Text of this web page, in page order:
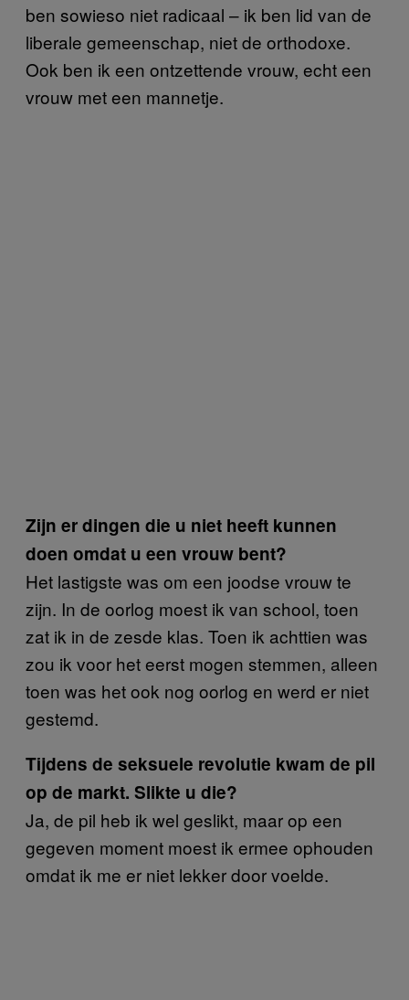
ben sowieso niet radicaal – ik ben lid van de
liberale gemeenschap, niet de orthodoxe.
Ook ben ik een ontzettende vrouw, echt een
vrouw met een mannetje.
Zijn er dingen die u niet heeft kunnen
doen omdat u een vrouw bent?
Het lastigste was om een joodse vrouw te
zijn. In de oorlog moest ik van school, toen
zat ik in de zesde klas. Toen ik achttien was
zou ik voor het eerst mogen stemmen, alleen
toen was het ook nog oorlog en werd er niet
gestemd.
Tijdens de seksuele revolutie kwam de pil
op de markt. Slikte u die?
Ja, de pil heb ik wel geslikt, maar op een
gegeven moment moest ik ermee ophouden
omdat ik me er niet lekker door voelde.